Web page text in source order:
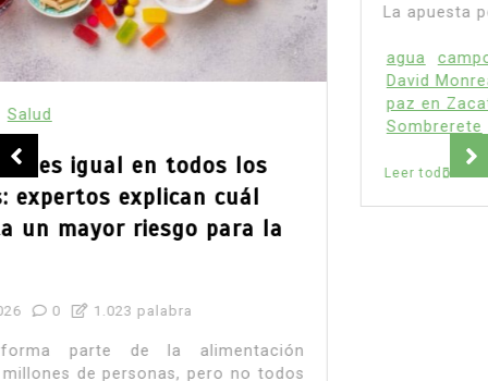
La apuesta política ya está trazada.
agua campo zacatecano
Claudia Sheinbaum
David Monreal
desarrollo rural
extorsión
paz en Zacatecas
seguridad
Sombrerete
Leer todo